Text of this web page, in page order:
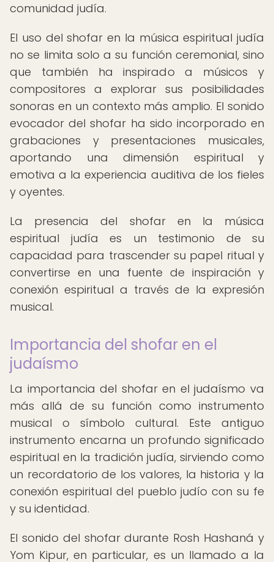
comunidad judía.
El uso del shofar en la música espiritual judía
no se limita solo a su función ceremonial, sino
que también ha inspirado a músicos y
compositores a explorar sus posibilidades
sonoras en un contexto más amplio. El sonido
evocador del shofar ha sido incorporado en
grabaciones y presentaciones musicales,
aportando una dimensión espiritual y
emotiva a la experiencia auditiva de los fieles
y oyentes.
La presencia del shofar en la música
espiritual judía es un testimonio de su
capacidad para trascender su papel ritual y
convertirse en una fuente de inspiración y
conexión espiritual a través de la expresión
musical.
Importancia del shofar en el
judaísmo
La importancia del shofar en el judaísmo va
más allá de su función como instrumento
musical o símbolo cultural. Este antiguo
instrumento encarna un profundo significado
espiritual en la tradición judía, sirviendo como
un recordatorio de los valores, la historia y la
conexión espiritual del pueblo judío con su fe
y su identidad.
El sonido del shofar durante Rosh Hashaná y
Yom Kipur, en particular, es un llamado a la